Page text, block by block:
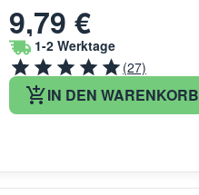
9,79 €
1-2 Werktage
(27)
IN DEN WARENKORB